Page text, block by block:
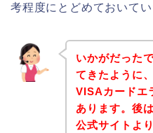
考程度にとどめておいて
いかがだった
てきたように
VISAカードエ
あります。後
公式サイトよ